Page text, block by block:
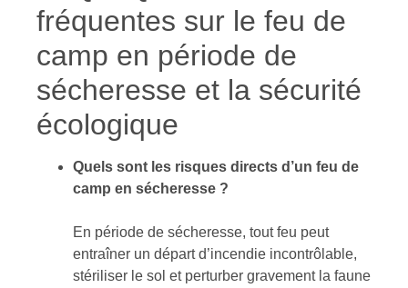
fréquentes sur le feu de
camp en période de
sécheresse et la sécurité
écologique
Quels sont les risques directs d’un feu de
camp en sécheresse ?
En période de sécheresse, tout feu peut
entraîner un départ d’incendie incontrôlable,
stériliser le sol et perturber gravement la faune